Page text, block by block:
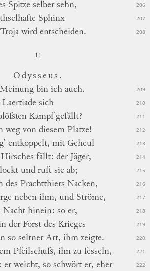
Spitze selber sehn, 206
Sphinx 207
wird entscheiden. 208
11
Odysseus.
bin ich auch.
209
sich 210
Kampf gefällt? 211
weg von diesem Platze! 212
entkoppelt, mit Geheul 213
fällt: der Jäger, 214
und ruft sie ab; 215
des Prachtthiers Nacken, 216
neben ihm, und Ströme, 217
Nacht hinein: so er, 218
in der Forst des Krieges 219
so seltner Art, ihm zeigte. 220
Pfeilschuſs, ihn zu fesseln, 221
weicht, so schwört er, eher 222